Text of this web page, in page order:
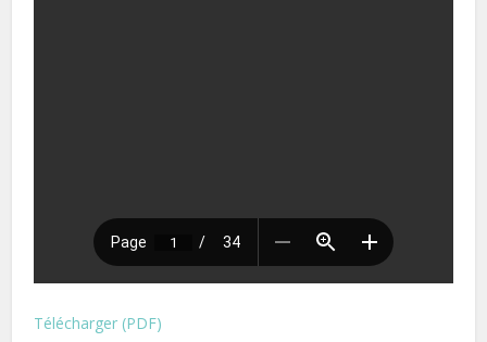
Télécharger (PDF)